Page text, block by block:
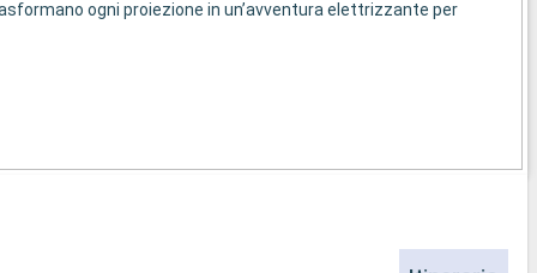
ogni proiezione in un’avventura elettrizzante per